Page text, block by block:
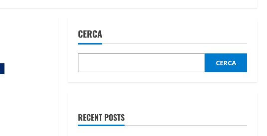
CERCA
CERCA
RECENT POSTS